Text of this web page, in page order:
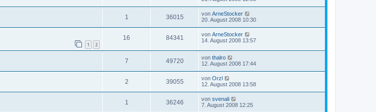
1 36015 von ArneStocker
20. August 2008 10:30
1 2
16 84341 von ArneStocker
14. August 2008 13:57
7 49720 von thalro
12. August 2008 17:44
2 39055 von Orzl
12. August 2008 13:58
1 36246 von svenali
7. August 2008 12:25